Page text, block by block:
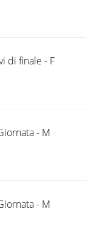
di finale - F
- M
- M